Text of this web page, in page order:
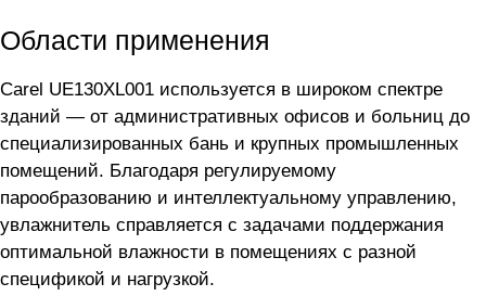
Области применения
Carel UE130XL001 используется в широком спектре
зданий — от административных офисов и больниц до
специализированных бань и крупных промышленных
помещений. Благодаря регулируемому
парообразованию и интеллектуальному управлению,
увлажнитель справляется с задачами поддержания
оптимальной влажности в помещениях с разной
спецификой и нагрузкой.